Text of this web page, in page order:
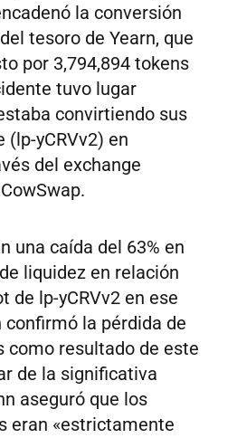
la conversión
tesoro de Yearn, que
por 3,794,894 tokens
tuvo lugar
convirtiendo sus
(lp-yCRVv2) en
del exchange
una caída del 63% en
liquidez en relación
de lp-yCRVv2 en ese
confirmó la pérdida de
como resultado de este
de la significativa
aseguró que los
eran «estrictamente